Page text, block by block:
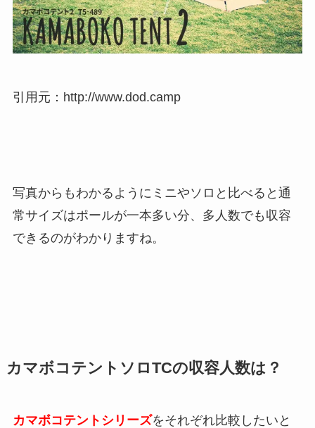
引用元：http://www.dod.camp
写真からもわかるようにミニやソロと比べると通
常サイズはポールが一本多い分、多人数でも収容
できるのがわかりますね。
カマボコテントソロTCの収容人数は？
カマボコテントシリーズをそれぞれ比較したいと